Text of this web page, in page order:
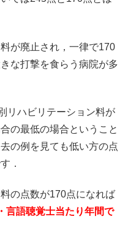
が廃止され，一律で170
な打撃を食らう病院が多
リハビリテーション料が
の最低の場合ということ
の例を見ても低い方の点
．
の点数が170点になれば
言語聴覚士当たり年間で